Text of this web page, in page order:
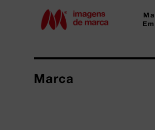
Marca